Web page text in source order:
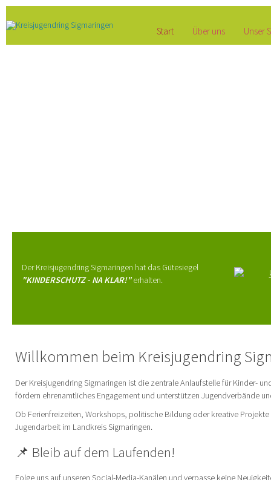
Start Über uns Unser
Der Kreisjugendring Sigmaringen hat das Gütesiegel
"KINDERSCHUTZ - NA KLAR!"erhalten.
Willkommen beim Kreisjugendring
Der Kreisjugendring Sigmaringen ist die zentrale Anlaufstelle für Kinder-
fördern ehrenamtliches Engagement und unterstützen Jugendverbände
Ob Ferienfreizeiten, Workshops, politische Bildung oder kreative
Jugendarbeit im Landkreis Sigmaringen.
📌 Bleib auf dem Laufenden!
Folge uns auf unseren Social-Media-Kanälen und verpasse keine